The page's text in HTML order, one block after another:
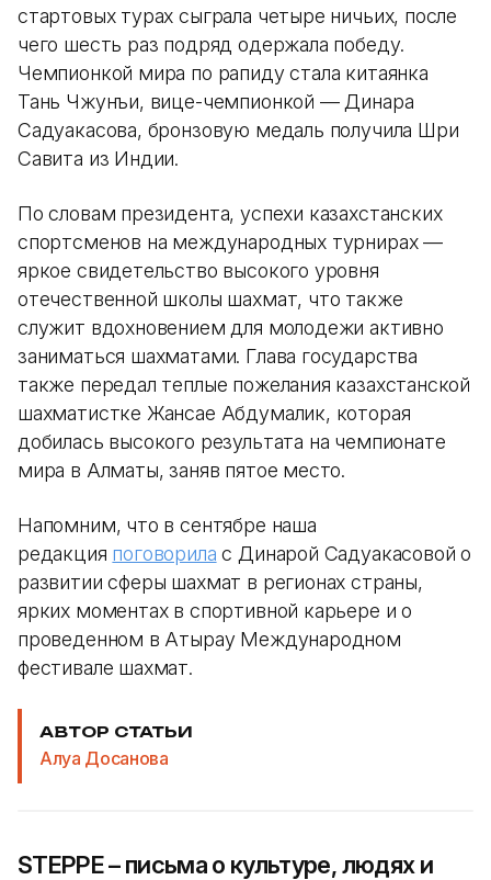
стартовых турах сыграла четыре ничьих, после
чего шесть раз подряд одержала победу.
Чемпионкой мира по рапиду стала китаянка
Тань Чжунъи, вице-чемпионкой — Динара
Садуакасова, бронзовую медаль получила Шри
Савита из Индии.
По словам президента, успехи казахстанских
спортсменов на международных турнирах —
яркое свидетельство высокого уровня
отечественной школы шахмат, что также
служит вдохновением для молодежи активно
заниматься шахматами. Глава государства
также передал теплые пожелания казахстанской
шахматистке Жансае Абдумалик, которая
добилась высокого результата на чемпионате
мира в Алматы, заняв пятое место.
Напомним, что в сентябре наша
редакция поговорила с Динарой Садуакасовой о
развитии сферы шахмат в регионах страны,
ярких моментах в спортивной карьере и о
проведенном в Атырау Международном
фестивале шахмат.
АВТОР СТАТЬИ
Алуа Досанова
STEPPE – письма о культуре, людях и